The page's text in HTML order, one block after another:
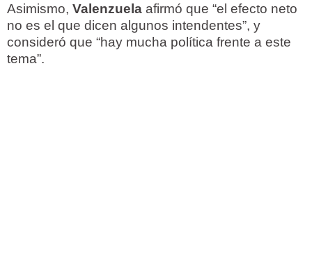
Asimismo, Valenzuela afirmó que “el efecto neto
no es el que dicen algunos intendentes”, y
consideró que “hay mucha política frente a este
tema”.